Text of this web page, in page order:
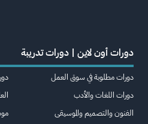
دورات أون لاين | دورات تدريبة
دورات مطلوبة في سوق العمل
دورات اللغات والأدب
الفنون والتصميم والموسيقى